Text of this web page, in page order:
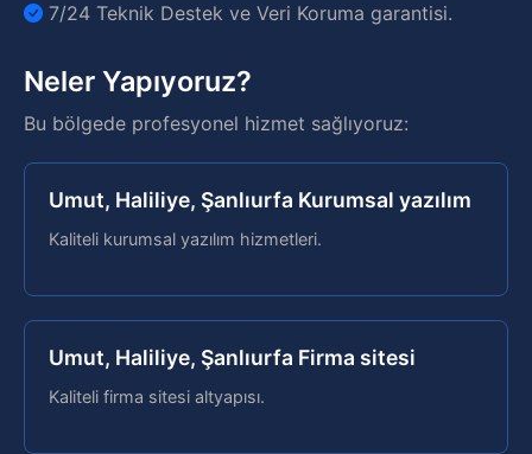
7/24 Teknik Destek ve Veri Koruma garantisi.
Neler Yapıyoruz?
Bu bölgede profesyonel hizmet sağlıyoruz:
Umut, Haliliye, Şanlıurfa Kurumsal yazılım
Kaliteli kurumsal yazılım hizmetleri.
Umut, Haliliye, Şanlıurfa Firma sitesi
Kaliteli firma sitesi altyapısı.